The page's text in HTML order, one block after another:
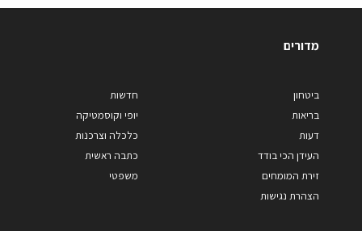
מדורים
ביטחון
בריאות
דעות
העידן הכי בודד
זירת המומחים
הצהרת נגישות
חדשות
יופי וקוסמטיקה
כלכלה וצרכנות
כתבה ראשית
משפטי